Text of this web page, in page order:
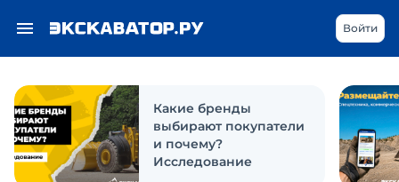
Войти
Какие бренды
выбирают покупатели
и почему?
Исследование